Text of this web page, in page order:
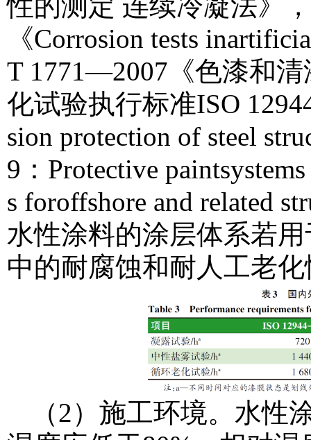
性的测定 连续冷凝法》
《Corrosion tests
T 1771—2007《色漆和
化试验执行标准ISO
sion protection of steel
9：Protective
s foroffshore and related
水性涂料的涂层体系若
中的耐腐蚀和耐人工老
（2）施工环境。水